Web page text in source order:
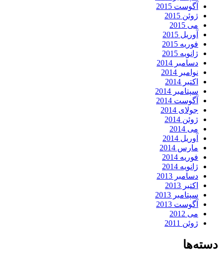
آگوست 2015
ژوئن 2015
می 2015
آوریل 2015
فوریه 2015
ژانویه 2015
دسامبر 2014
نوامبر 2014
اکتبر 2014
سپتامبر 2014
آگوست 2014
جولای 2014
ژوئن 2014
می 2014
آوریل 2014
مارس 2014
فوریه 2014
ژانویه 2014
دسامبر 2013
اکتبر 2013
سپتامبر 2013
آگوست 2013
می 2012
ژوئن 2011
دسته‌ها